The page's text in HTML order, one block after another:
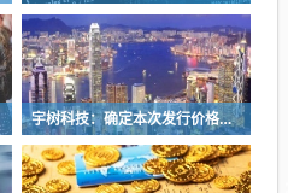
宇树科技：确定本次发行价格为 150.80元/股